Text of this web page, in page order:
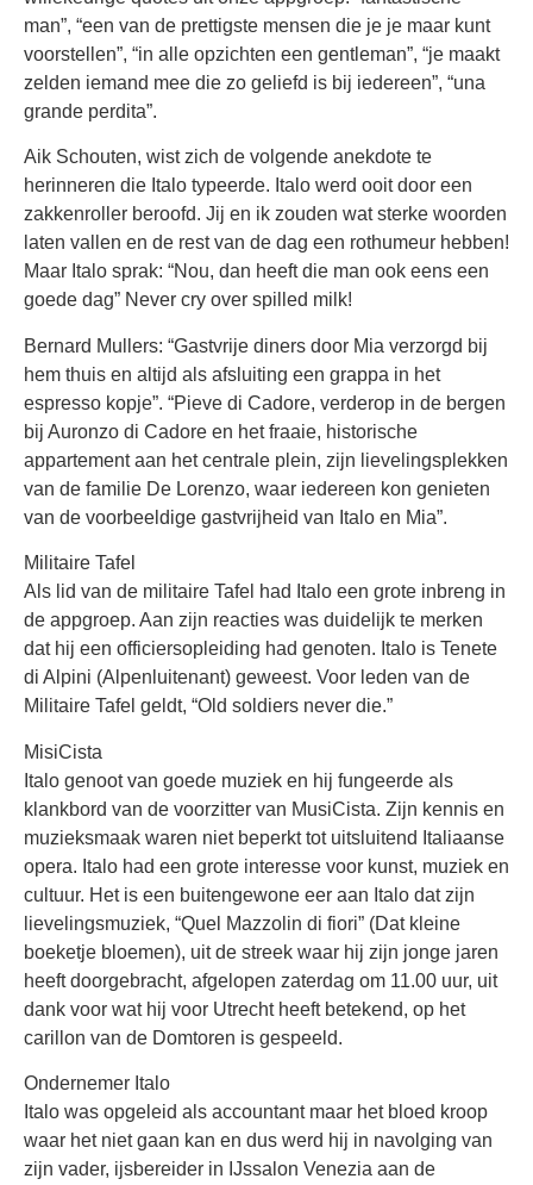
man”, “een van de prettigste mensen die je je maar kunt
voorstellen”, “in alle opzichten een gentleman”, “je maakt
zelden iemand mee die zo geliefd is bij iedereen”, “una
grande perdita”.
Aik Schouten, wist zich de volgende anekdote te
herinneren die Italo typeerde. Italo werd ooit door een
zakkenroller beroofd. Jij en ik zouden wat sterke woorden
laten vallen en de rest van de dag een rothumeur hebben!
Maar Italo sprak: “Nou, dan heeft die man ook eens een
goede dag” Never cry over spilled milk!
Bernard Mullers: “Gastvrije diners door Mia verzorgd bij
hem thuis en altijd als afsluiting een grappa in het
espresso kopje”. “Pieve di Cadore, verderop in de bergen
bij Auronzo di Cadore en het fraaie, historische
appartement aan het centrale plein, zijn lievelingsplekken
van de familie De Lorenzo, waar iedereen kon genieten
van de voorbeeldige gastvrijheid van Italo en Mia”.
Militaire Tafel
Als lid van de militaire Tafel had Italo een grote inbreng in
de appgroep. Aan zijn reacties was duidelijk te merken
dat hij een officiersopleiding had genoten. Italo is Tenete
di Alpini (Alpenluitenant) geweest. Voor leden van de
Militaire Tafel geldt, “Old soldiers never die.”
MisiCista
Italo genoot van goede muziek en hij fungeerde als
klankbord van de voorzitter van MusiCista. Zijn kennis en
muzieksmaak waren niet beperkt tot uitsluitend Italiaanse
opera. Italo had een grote interesse voor kunst, muziek en
cultuur. Het is een buitengewone eer aan Italo dat zijn
lievelingsmuziek, “Quel Mazzolin di fiori” (Dat kleine
boeketje bloemen), uit de streek waar hij zijn jonge jaren
heeft doorgebracht, afgelopen zaterdag om 11.00 uur, uit
dank voor wat hij voor Utrecht heeft betekend, op het
carillon van de Domtoren is gespeeld.
Ondernemer Italo
Italo was opgeleid als accountant maar het bloed kroop
waar het niet gaan kan en dus werd hij in navolging van
zijn vader, ijsbereider in IJssalon Venezia aan de